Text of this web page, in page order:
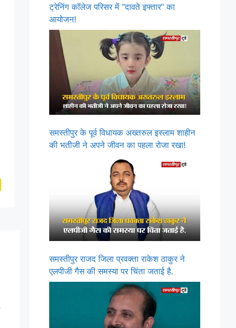
ट्रेनिंग कॉलेज परिसर में “दावते इफ्तार” का
आयोजन!
समस्तीपुर के पूर्व विधायक अख्तरुल इस्लाम शाहीन
की भतीजी ने अपने जीवन का पहला रोजा रखा!
समस्तीपुर राजद जिला प्रवक्ता राकेश ठाकुर ने
एलपीजी गैस की समस्या पर चिंता जताई है.